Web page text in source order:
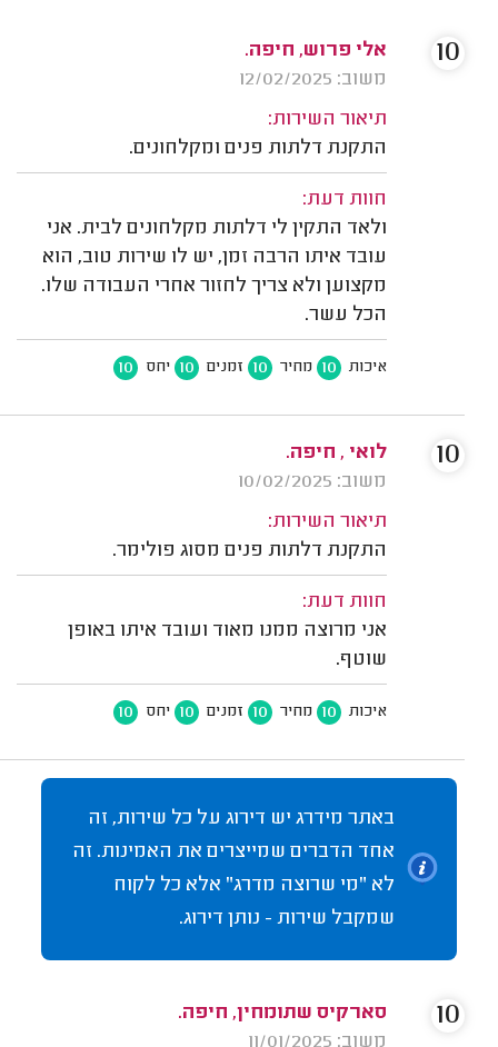
אלי פרוש, חיפה.
משוב: 12/02/2025
תיאור השירות:
התקנת דלתות פנים ומקלחונים.
חוות דעת:
ולאד התקין לי דלתות מקלחונים לבית. אני
עובד איתו הרבה זמן, יש לו שירות טוב, הוא
מקצוען ולא צריך לחזור אחרי העבודה שלו.
הכל עשר.
איכות 10 מחיר 10 זמנים 10 יחס 10
10
לואי , חיפה.
משוב: 10/02/2025
תיאור השירות:
התקנת דלתות פנים מסוג פולימר.
חוות דעת:
אני מרוצה ממנו מאוד ועובד איתו באופן
שוטף.
איכות 10 מחיר 10 זמנים 10 יחס 10
10
באתר מידרג יש דירוג על כל שירות, זה
אחד הדברים שמייצרים את האמינות. זה
לא "מי שרוצה מדרג" אלא כל לקוח
שמקבל שירות - נותן דירוג.
סארקיס שתומחין, חיפה.
משוב: 11/01/2025
10